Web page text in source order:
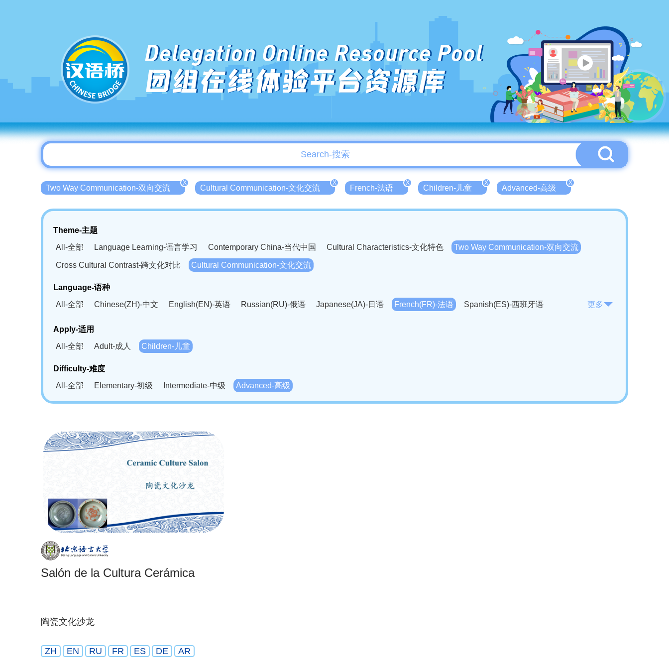
Delegation Online Resource Pool
团组在线体验平台资源库
Two Way Communication-双向交流
X
Cultural Communication-文化交流
X
French-法语
X
Children-儿童
X
Advanced-高级
X
Theme-主题
All-全部
Language Learning-语言学习 Contemporary China-当代中国 Cultural Characteristics-文化特色 Two Way Communication-双向交流
Cross Cultural Contrast-跨文化对比 Cultural Communication-文化交流
Language-语种
All-全部
Chinese(ZH)-中文 English(EN)-英语 Russian(RU)-俄语 Japanese(JA)-日语 French(FR)-法语
Spanish(ES)-西班牙语
Bahasa Melayu(MS)-马来语
Swahili(SW)-斯瓦西里语
Kampuchea(KH)-柬埔寨语
更多
Apply-适用
All-全部
Adult-成人 Children-儿童
Difficulty-难度
All-全部
Elementary-初级 Intermediate-中级 Advanced-高级
Salón de la Cultura Cerámica
陶瓷文化沙龙
ZH EN RU FR ES DE AR